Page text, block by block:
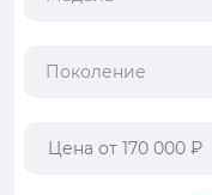
Поколение